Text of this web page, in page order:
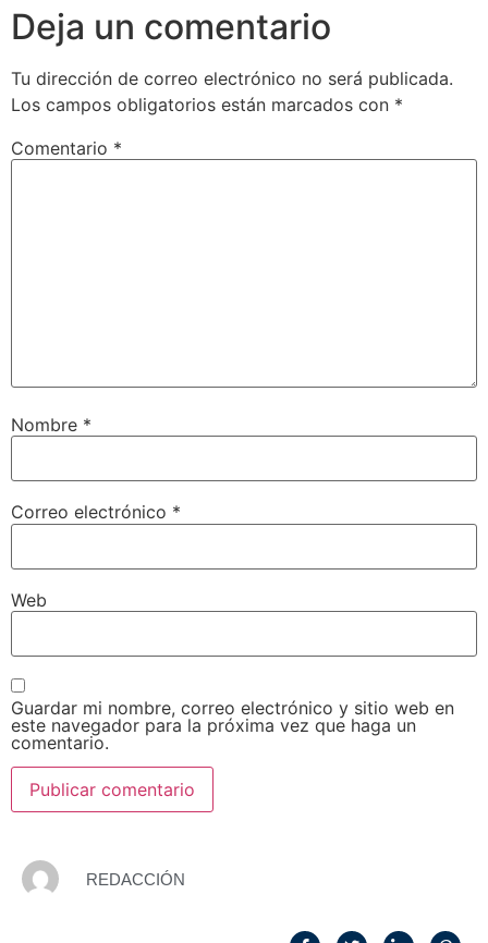
Deja un comentario
Tu dirección de correo electrónico no será publicada.
Los campos obligatorios están marcados con *
Comentario *
Nombre *
Correo electrónico *
Web
Guardar mi nombre, correo electrónico y sitio web en
este navegador para la próxima vez que haga un
comentario.
REDACCIÓN